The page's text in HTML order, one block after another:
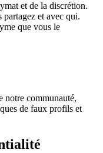
et de la discrétion.
et avec qui.
que vous le
notre communauté,
de faux profils et